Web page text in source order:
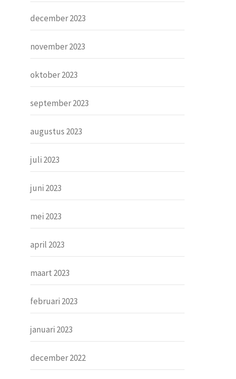
december 2023
november 2023
oktober 2023
september 2023
augustus 2023
juli 2023
juni 2023
mei 2023
april 2023
maart 2023
februari 2023
januari 2023
december 2022